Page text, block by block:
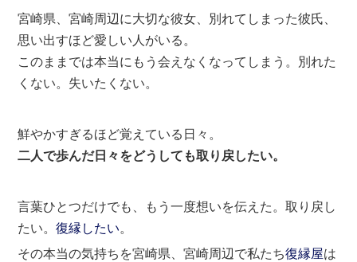
宮崎県、宮崎周辺に大切な彼女、別れてしまった彼氏、
思い出すほど愛しい人がいる。
このままでは本当にもう会えなくなってしまう。別れた
くない。失いたくない。
鮮やかすぎるほど覚えている日々。
二人で歩んだ日々をどうしても取り戻したい。
言葉ひとつだけでも、もう一度想いを伝えた。取り戻し
たい。復縁したい。
その本当の気持ちを宮崎県、宮崎周辺で私たち復縁屋は